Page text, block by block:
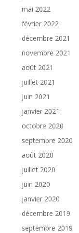
mai 2022
février 2022
décembre 2021
novembre 2021
août 2021
juillet 2021
juin 2021
janvier 2021
octobre 2020
septembre 2020
août 2020
juillet 2020
juin 2020
janvier 2020
décembre 2019
septembre 2019